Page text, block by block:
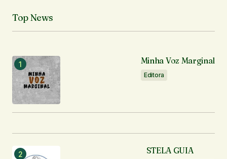
Top News
Minha Voz Marginal
Editora
STELA GUIA